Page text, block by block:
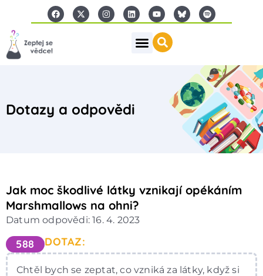
Dotazy a odpovědi
Jak moc škodlivé látky vznikají opékáním
Marshmallows na ohni?
Datum odpovědi: 16. 4. 2023
588 DOTAZ:
Chtěl bych se zeptat, co vzniká za látky, když si